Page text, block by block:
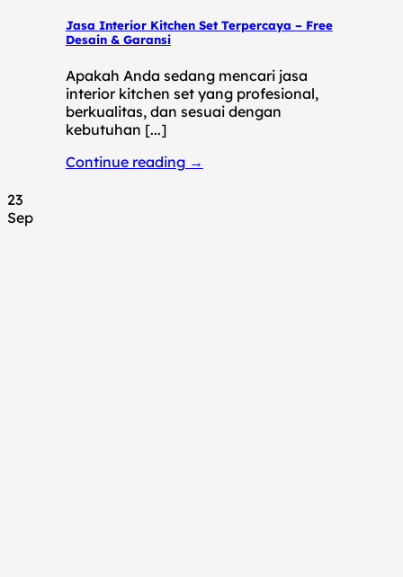
Jasa Interior Kitchen Set Terpercaya – Free
Desain & Garansi
Apakah Anda sedang mencari jasa
interior kitchen set yang profesional,
berkualitas, dan sesuai dengan
kebutuhan [...]
Continue reading →
23
Sep